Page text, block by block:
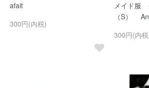
afait
300円(内税)
メイド服
（S）
300円(内